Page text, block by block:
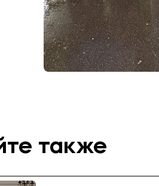
также